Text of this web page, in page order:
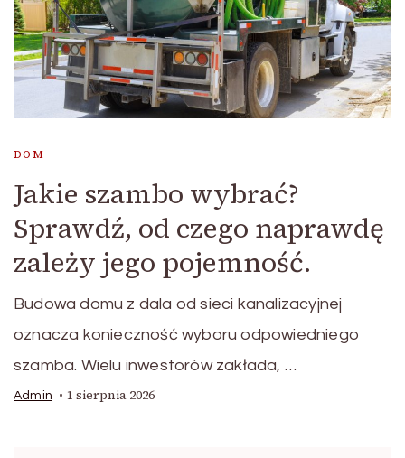
DOM
Jakie szambo wybrać?
Sprawdź, od czego naprawdę
zależy jego pojemność.
Budowa domu z dala od sieci kanalizacyjnej
oznacza konieczność wyboru odpowiedniego
szamba. Wielu inwestorów zakłada, …
Admin 1 sierpnia 2026